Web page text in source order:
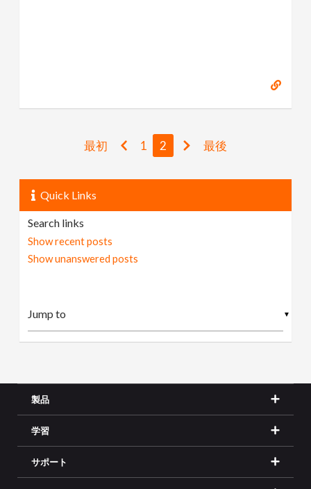
最初 1 2 最後
Quick Links
Search links
Show recent posts
Show unanswered posts
▼
製品
学習
サポート